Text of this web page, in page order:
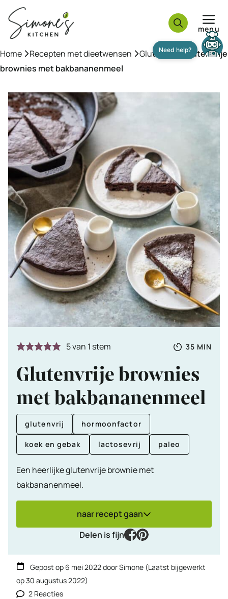
naar
inhoud
menu
Home »Recepten met dieetwensen »Glutenvrij»Glutenvrije
brownies met bakbananenmeel
5van 1 stem
Totale
35 MIN
Glutenvrije brownies
met bakbananenmeel
glutenvrij hormoonfactor
koek en gebak lactosevrij paleo
Een heerlijke glutenvrije brownie met
bakbananenmeel.
naar recept gaan
Delen is fijn
facebook
pinterest
Gepost op 6 mei 2022doorSimone (Laatst bijgewerkt
op30 augustus 2022)
2 Reacties